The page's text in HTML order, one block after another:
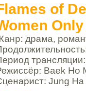
of
драма,
Baek Ho
Jung